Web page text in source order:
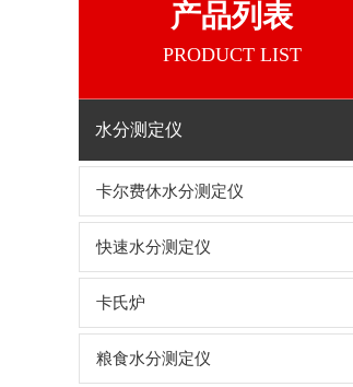
产品列表
PRODUCT LIST
水分测定仪
卡尔费休水分测定仪
快速水分测定仪
卡氏炉
粮食水分测定仪